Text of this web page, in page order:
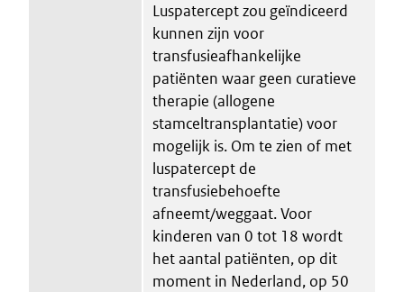
Luspatercept zou geïndiceerd
kunnen zijn voor
transfusieafhankelijke
patiënten waar geen curatieve
therapie (allogene
stamceltransplantatie) voor
mogelijk is. Om te zien of met
luspatercept de
transfusiebehoefte
afneemt/weggaat. Voor
kinderen van 0 tot 18 wordt
het aantal patiënten, op dit
moment in Nederland, op 50